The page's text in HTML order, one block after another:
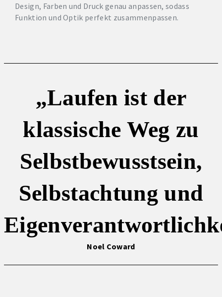
Design, Farben und Druck genau anpassen, sodass
Funktion und Optik perfekt zusammenpassen.
„Laufen ist der
klassische Weg zu
Selbstbewusstsein,
Selbstachtung und
Noel Coward